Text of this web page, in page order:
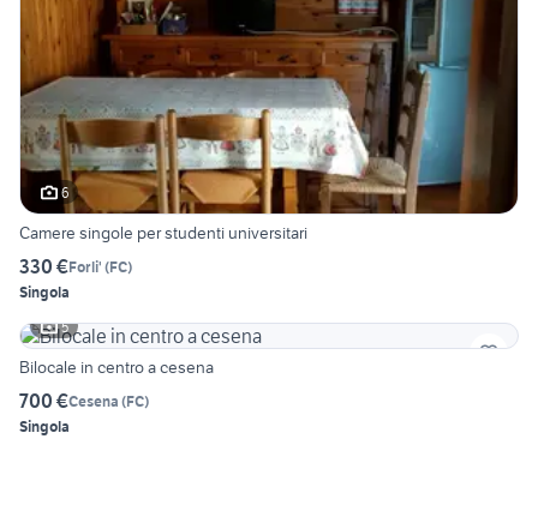
6
Camere singole per studenti universitari
330 €Forli' (FC)
Singola
5
Bilocale in centro a cesena
700 €Cesena (FC)
Singola